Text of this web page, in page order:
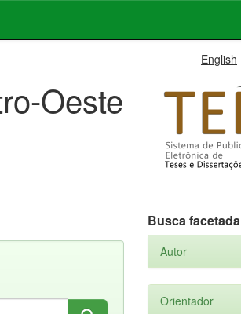
English
Oeste
Busca facetada
Autor
Orientador